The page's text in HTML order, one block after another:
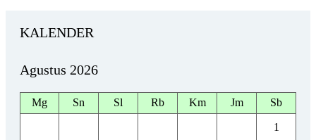
KALENDER
Agustus 2026
Mg Sn Sl Rb Km Jm Sb
1